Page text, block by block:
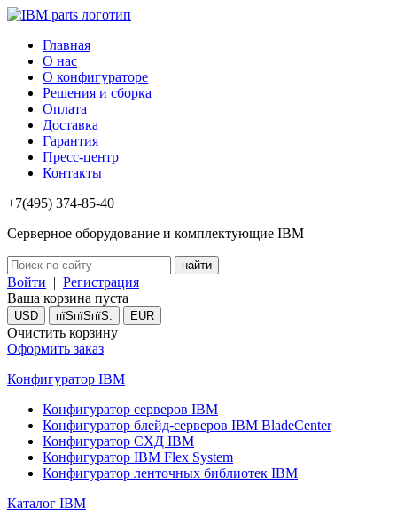
Главная
О нас
О конфигураторе
Решения и сборка
Оплата
Доставка
Гарантия
Пресс-центр
Контакты
+7(495) 374-85-40
Серверное оборудование и комплектующие IBM
Войти | Регистрация
Ваша корзина пуста
USD пїЅпїЅпїЅ. EUR
Очистить корзину
Оформить заказ
Конфигуратор IBM
Конфигуратор серверов IBM
Конфигуратор блейд-серверов IBM BladeCenter
Конфигуратор СХД IBM
Конфигуратор IBM Flex System
Конфигуратор ленточных библиотек IBM
Каталог IBM